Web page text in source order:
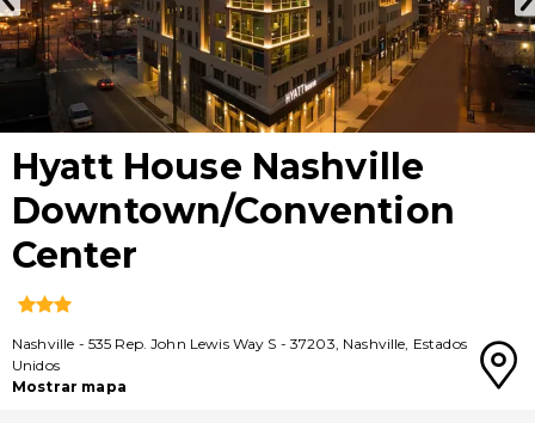
Hyatt House Nashville
Downtown/Convention
Center
Nashville - 535 Rep. John Lewis Way S -37203, Nashville, Estados
Unidos
Mostrar mapa